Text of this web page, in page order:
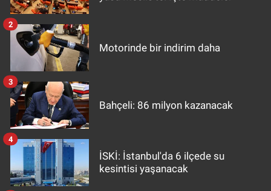
Motorinde bir indirim daha
2
Bahçeli: 86 milyon kazanacak
3
İSKİ: İstanbul'da 6 ilçede su
kesintisi yaşanacak
4